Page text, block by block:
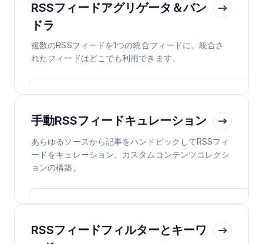
RSSフィードアグリゲータ＆バン
ドラ
複数のRSSフィードを1つの統合フィードに。統合さ
れたフィードはどこでも利用できます。
手動RSSフィードキュレーション
あらゆるソースから記事をハンドピックしてRSSフィ
ードをキュレーション。カスタムコンテンツコレクシ
ョンの構築。
RSSフィードフィルターとキーワ